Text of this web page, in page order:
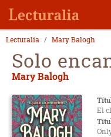
Lecturalia Mary Balogh
Solo
Mary Balogh
El